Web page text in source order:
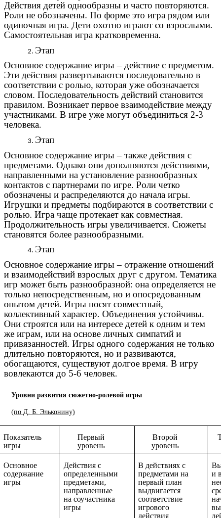
Действия детей однообразны и часто повторяются.
Роли не обозначены. По форме это игра рядом или
одиночная игра. Дети охотно играют со взрослыми.
Самостоятельная игра кратковременна.
Этап
Основное содержание игры – действие с предметом.
Эти действия развертываются последовательно в
соответствии с ролью, которая уже обозначается
словом. Последовательность действий становится
правилом. Возникает первое взаимодействие между
участниками. В игре уже могут объединиться 2-3
человека.
Этап
Основное содержание игры – также действия с
предметами. Однако они дополняются действиями,
направленными на установление разнообразных
контактов с партнерами по игре. Роли четко
обозначены и распределяются до начала игры.
Игрушки и предметы подбираются в соответствии с
ролью. Игра чаще протекает как совместная.
Продолжительность игры увеличивается. Сюжеты
становятся более разнообразными.
Этап
Основное содержание игры – отражение отношений
и взаимодействий взрослых друг с другом. Тематика
игр может быть разнообразной: она определяется не
только непосредственным, но и опосредованным
опытом детей. Игры носят совместный,
коллективный характер. Объединения устойчивы.
Они строятся или на интересе детей к одним и тем
же играм, или на основе личных симпатий и
привязанностей. Игры одного содержания не только
длительно повторяются, но и развиваются,
обогащаются, существуют долгое время. В игру
вовлекаются до 5-6 человек.
Уровни развития сюжетно-ролевой игры
(по Д. Б. Эльконину)
Показатель
игры
Первый
уровень
Второй
уровень
Основное
содержание
игры
Действия с
определенными
предметами,
направленные
на соучастника
игры
В действиях с
предметами на
первый план
выдвигается
соответствие
игрового
действия
и